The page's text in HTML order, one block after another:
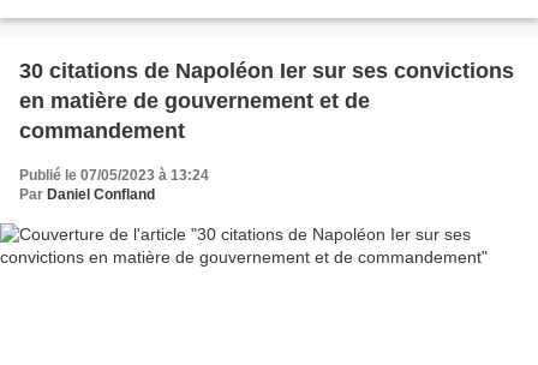
30 citations de Napoléon Ier sur ses convictions
en matière de gouvernement et de
commandement
Publié le 07/05/2023 à 13:24
Par Daniel Confland